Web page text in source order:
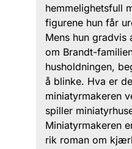
hemmelighetsfull
figurene hun får
Mens hun gradvis
om Brandt-
husholdningen,
å blinke. Hva er
miniatyrmakeren
spiller
Miniatyrmakeren
rik roman om